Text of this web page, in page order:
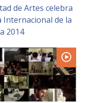
Funcionarias/os
Egresadas/os
de Artes celebra
Internacional de la
2014